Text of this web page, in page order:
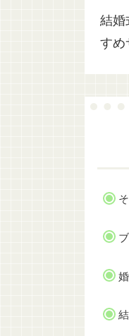
結婚
すめ